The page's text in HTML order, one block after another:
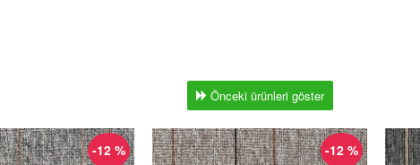
Önceki ürünleri göster
-12 % -12 %